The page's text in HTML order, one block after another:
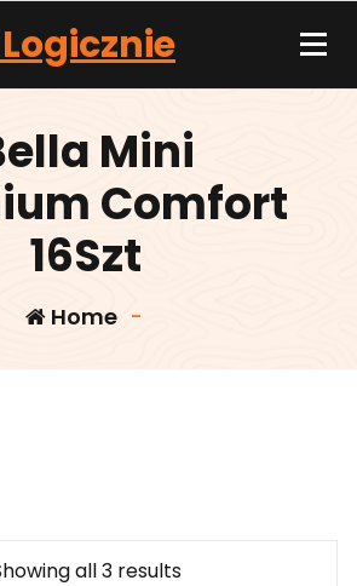
Mini
Comfort
16Szt
Home -
all 3 results